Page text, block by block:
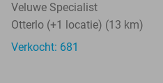
Veluwe Specialist
Otterlo (+1 locatie) (13 km)
Verkocht: 681